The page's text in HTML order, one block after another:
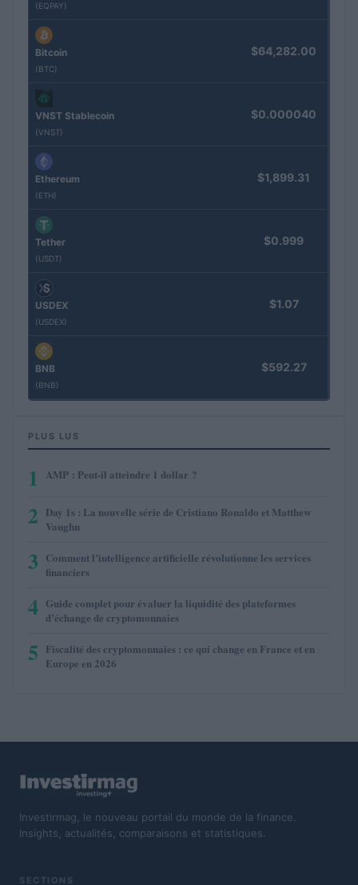
(EQPAY)
Bitcoin
(BTC)
$64,282.00
VNST Stablecoin
(VNST)
$0.000040
Ethereum
(ETH)
$1,899.31
Tether
(USDT)
$0.999
USDEX
(USDEX)
$1.07
BNB
(BNB)
$592.27
PLUS LUS
1 AMP : Peut-il atteindre 1 dollar ?
2 Day 1s : La nouvelle série de Cristiano Ronaldo et Matthew
Vaughn
3 Comment l’intelligence artificielle révolutionne les services
financiers
4 Guide complet pour évaluer la liquidité des plateformes
d’échange de cryptomonnaies
5 Fiscalité des cryptomonnaies : ce qui change en France et en
Europe en 2026
Investirmag, le nouveau portail du monde de la finance.
Insights, actualités, comparaisons et statistiques.
SECTIONS